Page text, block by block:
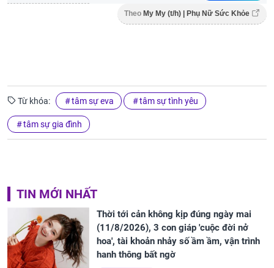
Theo My My (t/h) | Phụ Nữ Sức Khỏe
Từ khóa: tâm sự eva tâm sự tình yêu
tâm sự gia đình
TIN MỚI NHẤT
Thời tới cản không kịp đúng ngày mai
(11/8/2026), 3 con giáp 'cuộc đời nở
hoa', tài khoản nhảy số ầm ầm, vận trình
hanh thông bất ngờ